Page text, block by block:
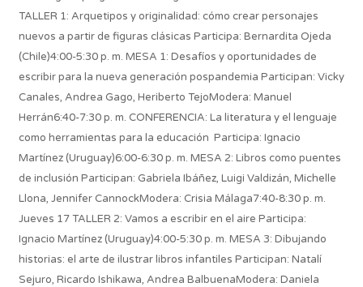
TALLER 1: Arquetipos y originalidad: cómo crear personajes
nuevos a partir de figuras clásicas Participa: Bernardita Ojeda
(Chile)4:00-5:30 p. m. MESA 1: Desafíos y oportunidades de
escribir para la nueva generación pospandemia Participan: Vicky
Canales, Andrea Gago, Heriberto TejoModera: Manuel
Herrán6:40-7:30 p. m. CONFERENCIA: La literatura y el lenguaje
como herramientas para la educación Participa: Ignacio
Martínez (Uruguay)6:00-6:30 p. m. MESA 2: Libros como puentes
de inclusión Participan: Gabriela Ibáñez, Luigi Valdizán, Michelle
Llona, Jennifer CannockModera: Crisia Málaga7:40-8:30 p. m.
Jueves 17 TALLER 2: Vamos a escribir en el aire Participa:
Ignacio Martínez (Uruguay)4:00-5:30 p. m. MESA 3: Dibujando
historias: el arte de ilustrar libros infantiles Participan: Natalí
Sejuro, Ricardo Ishikawa, Andrea BalbuenaModera: Daniela